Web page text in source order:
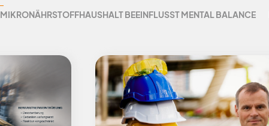
MIKRONÄHRSTOFFHAUSHALT BEEINFLUSST MENTAL BALANCE